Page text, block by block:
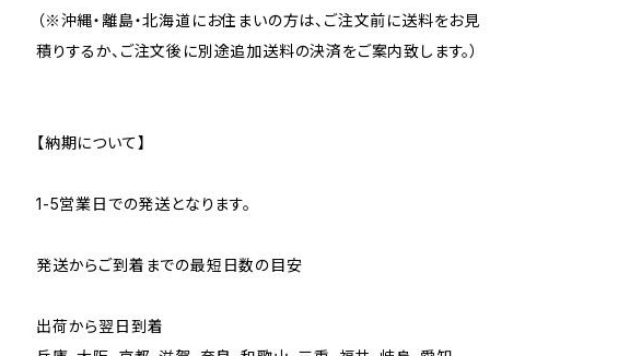
（※沖縄・離島・北海道にお住まいの方は、ご注文前に送料をお見
積りするか、ご注文後に別途追加送料の決済をご案内致します。）
【納期について】
1-5営業日での発送となります。
発送からご到着までの最短日数の目安
出荷から翌日到着